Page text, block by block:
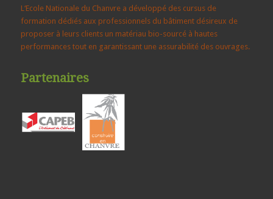
L‘Ecole Nationale du Chanvre a développé des cursus de
formation dédiés aux professionnels du bâtiment désireux de
proposer à leurs clients un matériau bio-sourcé à hautes
performances tout en garantissant une assurabilité des ouvrages.
Partenaires